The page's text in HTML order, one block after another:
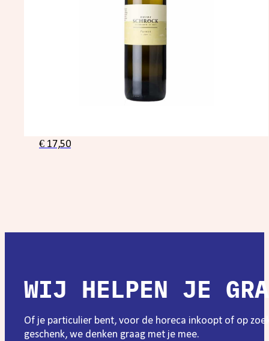
€ 17,50
WIJ HELPEN JE
Of je particulier bent, voor de horeca inkoopt of op
geschenk, we denken graag met je mee.